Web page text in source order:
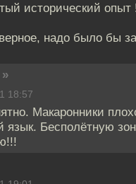
исторический опыт
надо было бы
»
18:57
Макаронники
язык. Бесполётную